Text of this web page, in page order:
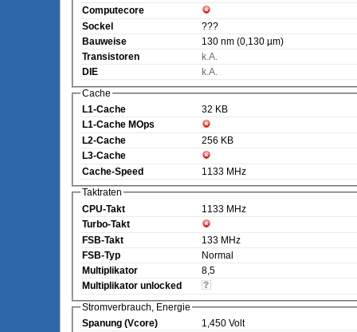
Computecore
Sockel
???
Bauweise
130 nm (0,130 µm)
Transistoren
k.A.
DIE
k.A.
Cache
L1-Cache
32 KB
L1-Cache MOps
L2-Cache
256 KB
L3-Cache
Cache-Speed
1133 MHz
Taktraten
CPU-Takt
1133 MHz
Turbo-Takt
FSB-Takt
133 MHz
FSB-Typ
Normal
Multiplikator
8,5
Multiplikator unlocked
Stromverbrauch, Energie
Spanung (Vcore)
1,450 Volt